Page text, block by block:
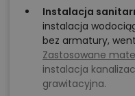
Instalacja
instalacja
bez armatury,
Zastosowane
instalacja
grawitacyjna.